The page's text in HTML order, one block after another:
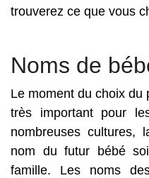
trouverez ce que vous
Noms de
Le moment du choix du
très important pour
nombreuses
nom du futur bébé
famille. Les noms